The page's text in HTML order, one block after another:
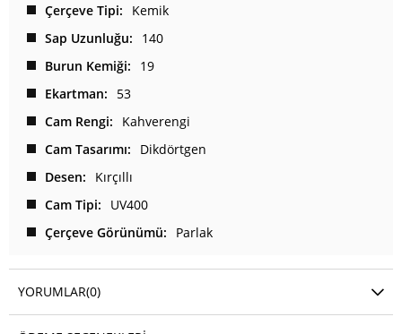
Çerçeve Tipi
Kemik
Sap Uzunluğu
140
Burun Kemiği
19
Ekartman
53
Cam Rengi
Kahverengi
Cam Tasarımı
Dikdörtgen
Desen
Kırçıllı
Cam Tipi
UV400
Çerçeve Görünümü
Parlak
YORUMLAR(0)